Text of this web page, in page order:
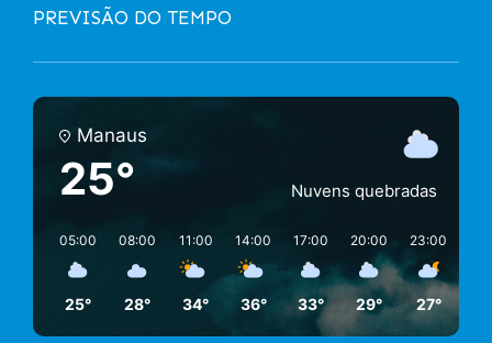
PREVISÃO DO TEMPO
Manaus
25° Nuvens quebradas
05:00
25°
08:00
28°
11:00
34°
14:00
36°
17:00
33°
20:00
29°
23:00
27°